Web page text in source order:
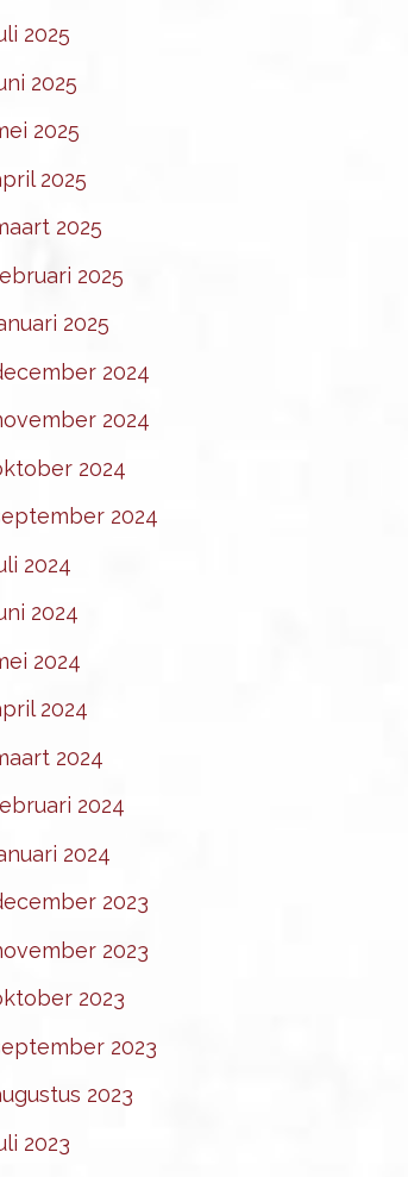
2025
2025
2025
2025
2025
2025
2025
2024
2024
2024
2024
2024
2024
2024
2024
2024
2024
2024
2023
2023
2023
2023
2023
2023